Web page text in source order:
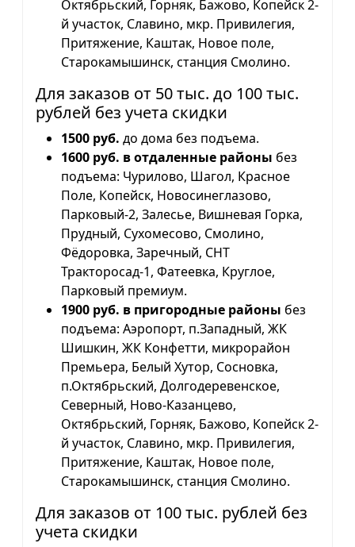
Октябрьский, Горняк, Бажово, Копейск 2-
й участок, Славино, мкр. Привилегия,
Притяжение, Каштак, Новое поле,
Старокамышинск, станция Смолино.
Для заказов от 50 тыс. до 100 тыс.
рублей без учета скидки
1500 руб. до дома без подъема.
1600 руб. в отдаленные районы без
подъема: Чурилово, Шагол, Красное
Поле, Копейск, Новосинеглазово,
Парковый-2, Залесье, Вишневая Горка,
Прудный, Сухомесово, Смолино,
Фёдоровка, Заречный, СНТ
Тракторосад-1, Фатеевка, Круглое,
Парковый премиум.
1900 руб. в пригородные районы без
подъема: Аэропорт, п.Западный, ЖК
Шишкин, ЖК Конфетти, микрорайон
Премьера, Белый Хутор, Сосновка,
п.Октябрьский, Долгодеревенское,
Северный, Ново-Казанцево,
Октябрьский, Горняк, Бажово, Копейск 2-
й участок, Славино, мкр. Привилегия,
Притяжение, Каштак, Новое поле,
Старокамышинск, станция Смолино.
Для заказов от 100 тыс. рублей без
учета скидки